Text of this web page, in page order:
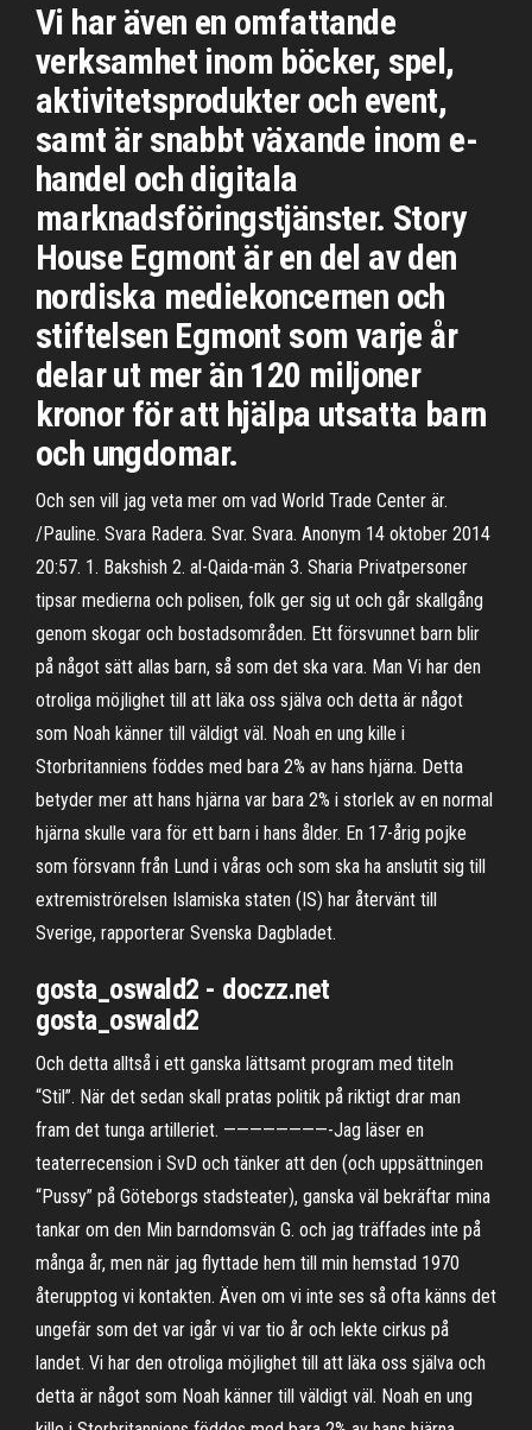
Vi har även en omfattande
verksamhet inom böcker, spel,
aktivitetsprodukter och event,
samt är snabbt växande inom e-
handel och digitala
marknadsföringstjänster. Story
House Egmont är en del av den
nordiska mediekoncernen och
stiftelsen Egmont som varje år
delar ut mer än 120 miljoner
kronor för att hjälpa utsatta barn
och ungdomar.
Och sen vill jag veta mer om vad World Trade Center är.
/Pauline. Svara Radera. Svar. Svara. Anonym 14 oktober 2014
20:57. 1. Bakshish 2. al-Qaida-män 3. Sharia Privatpersoner
tipsar medierna och polisen, folk ger sig ut och går skallgång
genom skogar och bostadsområden. Ett försvunnet barn blir
på något sätt allas barn, så som det ska vara. Man Vi har den
otroliga möjlighet till att läka oss själva och detta är något
som Noah känner till väldigt väl. Noah en ung kille i
Storbritanniens föddes med bara 2% av hans hjärna. Detta
betyder mer att hans hjärna var bara 2% i storlek av en normal
hjärna skulle vara för ett barn i hans ålder. En 17-årig pojke
som försvann från Lund i våras och som ska ha anslutit sig till
extremiströrelsen Islamiska staten (IS) har återvänt till
Sverige, rapporterar Svenska Dagbladet.
gosta_oswald2 - doczz.net
gosta_oswald2
Och detta alltså i ett ganska lättsamt program med titeln
“Stil”. När det sedan skall pratas politik på riktigt drar man
fram det tunga artilleriet. ————————-Jag läser en
teaterrecension i SvD och tänker att den (och uppsättningen
“Pussy” på Göteborgs stadsteater), ganska väl bekräftar mina
tankar om den Min barndomsvän G. och jag träffades inte på
många år, men när jag flyttade hem till min hemstad 1970
återupptog vi kontakten. Även om vi inte ses så ofta känns det
ungefär som det var igår vi var tio år och lekte cirkus på
landet. Vi har den otroliga möjlighet till att läka oss själva och
detta är något som Noah känner till väldigt väl. Noah en ung